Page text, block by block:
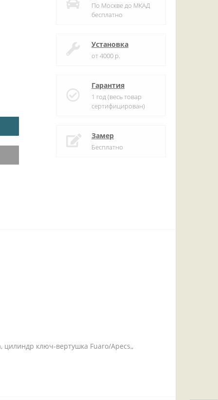
По Москве до МКАД
бесплатно
Установка
от 4000 р.
Гарантия
1 год (весь товар
сертифицирован)
Замер
Бесплатно
цилиндр ключ-вертушка Fuaro/Apecs,,